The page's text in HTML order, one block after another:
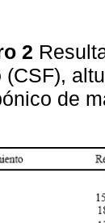
2
(CSF),
de